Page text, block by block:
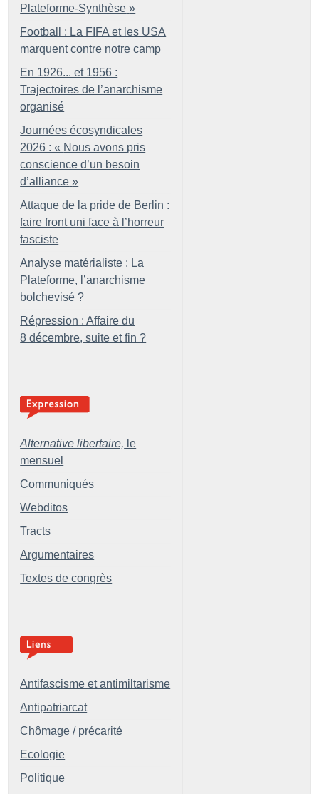
Plateforme-Synthèse »
Football : La FIFA et les USA
marquent contre notre camp
En 1926... et 1956 :
Trajectoires de l’anarchisme
organisé
Journées écosyndicales
2026 : « Nous avons pris
conscience d’un besoin
d’alliance »
Attaque de la pride de Berlin :
faire front uni face à l’horreur
fasciste
Analyse matérialiste : La
Plateforme, l’anarchisme
bolchevisé ?
Répression : Affaire du
8 décembre, suite et fin ?
Alternative libertaire, le
mensuel
Communiqués
Webditos
Tracts
Argumentaires
Textes de congrès
Antifascisme et antimiltarisme
Antipatriarcat
Chômage / précarité
Ecologie
Politique